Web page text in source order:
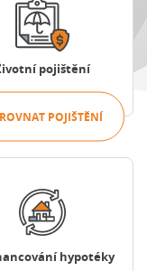
pojištění
POJIŠTĚNÍ
hypotéky
nabídky